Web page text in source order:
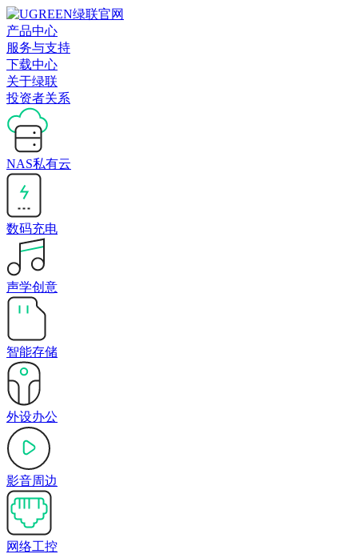
产品中心
服务与支持
下载中心
关于绿联
投资者关系
NAS私有云
数码充电
声学创意
智能存储
外设办公
影音周边
网络工控